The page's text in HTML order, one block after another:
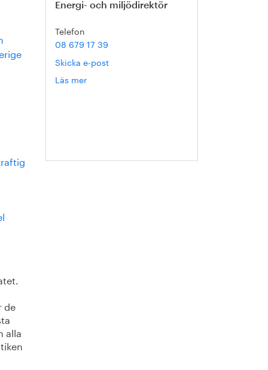
de
alla
Energi- och miljödirektör
Telefon
08 679 17 39
Skicka e-post
Läs mer